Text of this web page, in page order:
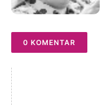
0 KOMENTAR